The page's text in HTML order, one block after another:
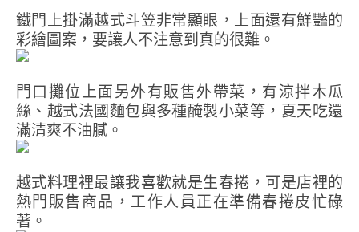
鐵門上掛滿越式斗笠非常顯眼，上面還有鮮豔的
彩繪圖案，要讓人不注意到真的很難。
門口攤位上面另外有販售外帶菜，有涼拌木瓜
絲、越式法國麵包與多種醃製小菜等，夏天吃還
滿清爽不油膩。
越式料理裡最讓我喜歡就是生春捲，可是店裡的
熱門販售商品，工作人員正在準備春捲皮忙碌
著。